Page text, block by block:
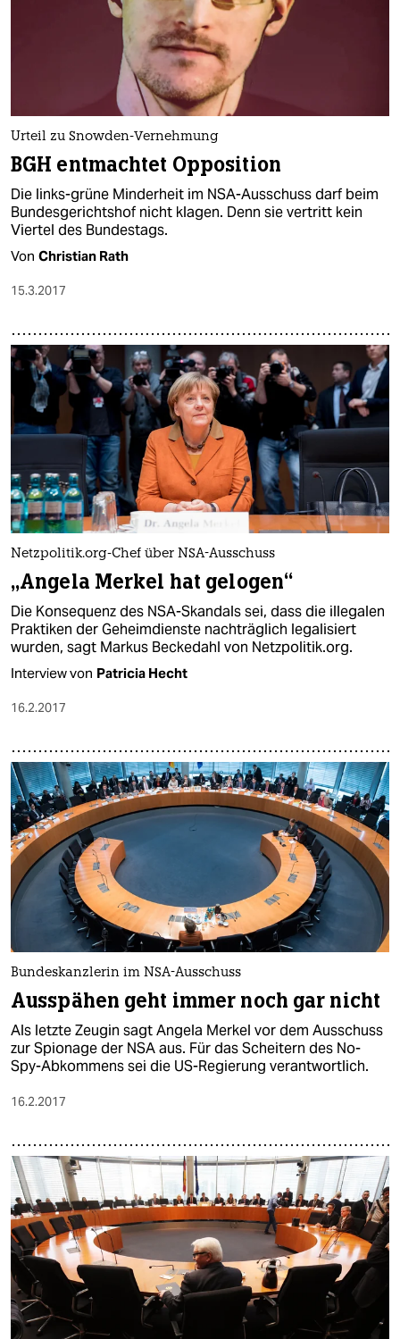
Urteil zu Snowden-Vernehmung
BGH entmachtet Opposition
Die links-grüne Minderheit im NSA-Ausschuss darf beim
Bundesgerichtshof nicht klagen. Denn sie vertritt kein
Viertel des Bundestags.
Von Christian Rath
15.3.2017
Netzpolitik.org-Chef über NSA-Ausschuss
„Angela Merkel hat gelogen“
Die Konsequenz des NSA-Skandals sei, dass die illegalen
Praktiken der Geheimdienste nachträglich legalisiert
wurden, sagt Markus Beckedahl von Netzpolitik.org.
Interview von Patricia Hecht
16.2.2017
Bundeskanzlerin im NSA-Ausschuss
Ausspähen geht immer noch gar nicht
Als letzte Zeugin sagt Angela Merkel vor dem Ausschuss
zur Spionage der NSA aus. Für das Scheitern des No-
Spy-Abkommens sei die US-Regierung verantwortlich.
16.2.2017